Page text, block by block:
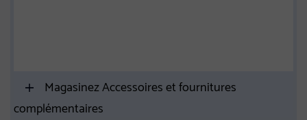
Magasinez Accessoires et fournitures
complémentaires